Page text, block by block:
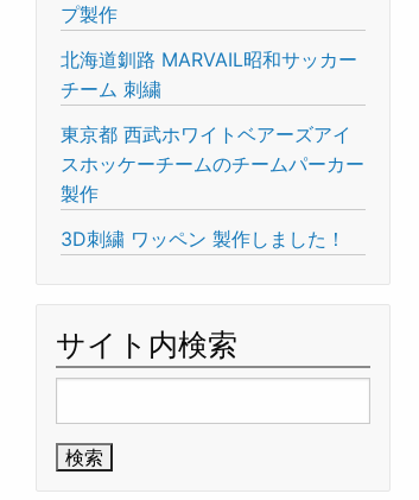
プ製作
北海道釧路 MARVAIL昭和サッカー
チーム 刺繍
東京都 西武ホワイトベアーズアイ
スホッケーチームのチームパーカー
製作
3D刺繍 ワッペン 製作しました！
サイト内検索
索: